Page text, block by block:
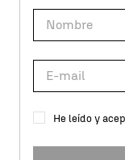
He leído y